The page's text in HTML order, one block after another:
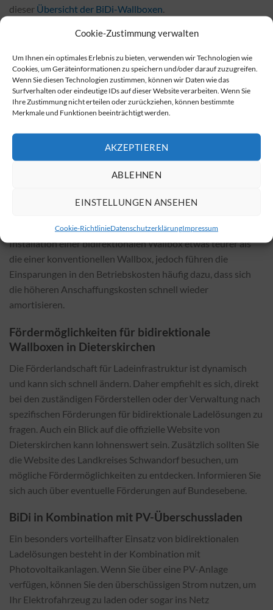
Cookie-Zustimmung verwalten
Um Ihnen ein optimales Erlebnis zu bieten, verwenden wir Technologien wie
Cookies, um Geräteinformationen zu speichern und/oder darauf zuzugreifen.
Wenn Sie diesen Technologien zustimmen, können wir Daten wie das
Surfverhalten oder eindeutige IDs auf dieser Website verarbeiten. Wenn Sie
Ihre Zustimmung nicht erteilen oder zurückziehen, können bestimmte
Merkmale und Funktionen beeinträchtigt werden.
AKZEPTIEREN
ABLEHNEN
EINSTELLUNGEN ANSEHEN
Cookie-RichtlinieDatenschutzerklärungImpressum
dieser Übersicht der BiDi-Wallboxen.
Wo kann man bidirektionale Wallboxen kaufen?
Bidirektionale Wallboxen sind sowohl bei Fachhändlern vor
Ort als auch in verschiedenen Online-Shops erhältlich. In
Online-Shops sind die Preise häufig günstiger. Wenn Sie
bidirektionale Wallboxen kaufen möchten, können Sie dies
unter folgendemAnbieter für BiDi-Wallboxen
Installation und Kosten
Gegebenheiten. Faktoren wie die Komplexität der
Voraussetzungen beeinflussen den Preis. Generell ist die
Installation einer bidirektionalen Wallbox etwas teurer als
die einer konventionellen Wallbox, jedoch führen die
Einsparungen in den Betriebskosten häufig dazu, dass sich
die höheren Anschaffungskosten schnell wieder
amortisieren.
Fördermöglichkeiten für bidirektionale
Wallboxen in Dieterskirchen
Die Förderlandschaft für Ladeinfrastruktur ist dynamisch
und kann sich schnell ändern. Daher empfiehlt es sich, direkt
bei den zuständigen Förderstellen oder der Verwaltung nach
spezifischen Förderungen für bidirektionale Ladelösungen zu
fragen. Auch ein Blick auf die offizielle Website von
Dieterskirchen kann lohnenswert sein. Zusätzlich sollten Sie
die Website des Landkreises Schwandorf besuchen, um
mögliche Fördermöglichkeiten zu entdecken. Informieren Sie
sich auch über eventuelle Förderungen auf Bundesebene.
BiDi in Kombination mit PV-Überschussladen
Ein besonders vorteilhafter Einsatz von bidirektionalen
Ladelösungen besteht in der Kombination mit
Photovoltaikanlagen. Wenn Sie über eine PV-Anlage
verfügen, können Sie den überschüssigen Strom nutzen, um
Ihr Elektrofahrzeug zu laden oder sogar ins Netz